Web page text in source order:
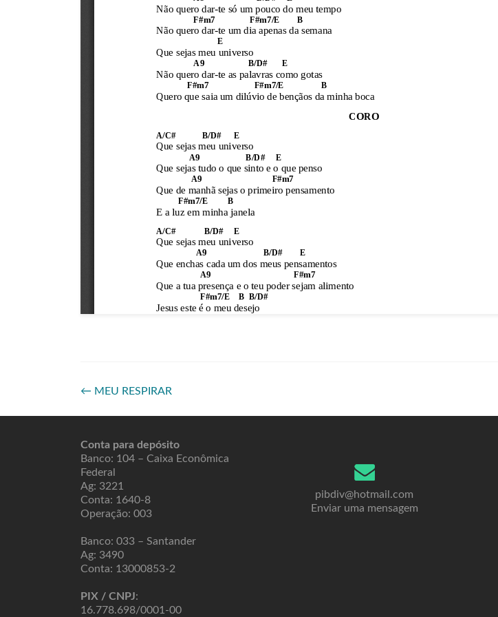
← MEU RESPIRAR
Conta para depósito
Banco: 104 – Caixa Econômica
Federal
Ag: 3221
Conta: 1640-8
Operação: 003
Banco: 033 – Santander
Ag: 3490
Conta: 13000853-2
PIX / CNPJ:
16.778.698/0001-00
pibdiv@hotmail.com
Enviar uma mensagem